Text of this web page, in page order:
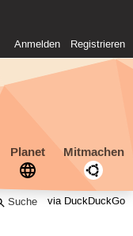
Anmelden Registrieren
Planet Mitmachen
via DuckDuckGo